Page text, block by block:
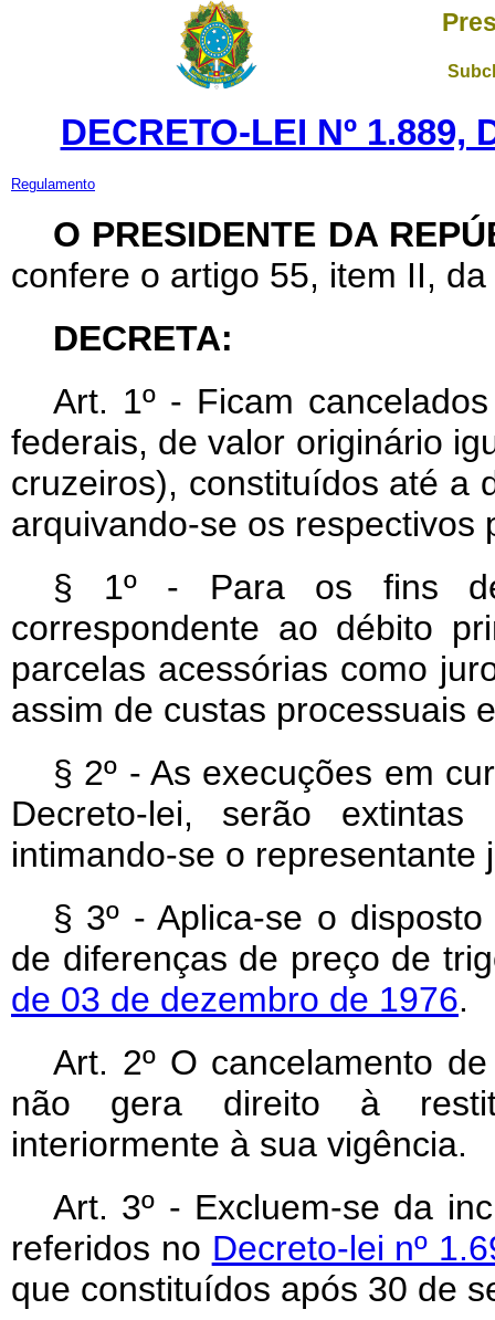
DECRETO-LEI Nº 1.889,
Regulamento
O PRESIDENTE DA
confere o artigo 55, item II,
DECRETA:
Art. 1º - Ficam
federais, de valor originário
cruzeiros), constituídos até a
arquivando-se os respectivos
§ 1º - Para os fins
correspondente ao débito
parcelas acessórias como
assim de custas processuais
§ 2º - As execuções em
Decreto-lei, serão
intimando-se o representante
§ 3º - Aplica-se o
de diferenças de preço de
de 03 de dezembro de 1976.
Art. 2º O cancelamento
não gera direito à
interiormente à sua vigência.
Art. 3º - Excluem-se da
referidos no Decreto-lei nº
que constituídos após 30 de